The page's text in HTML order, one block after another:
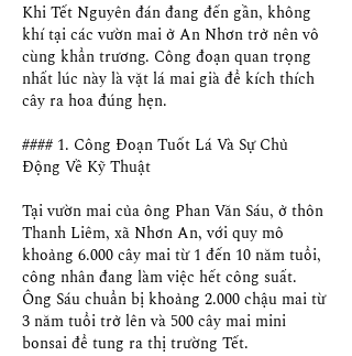
Khi Tết Nguyên đán đang đến gần, không
khí tại các vườn mai ở An Nhơn trở nên vô
cùng khẩn trương. Công đoạn quan trọng
nhất lúc này là vặt lá mai già để kích thích
cây ra hoa đúng hẹn.
#### 1. Công Đoạn Tuốt Lá Và Sự Chủ
Động Về Kỹ Thuật
Tại vườn mai của ông Phan Văn Sáu, ở thôn
Thanh Liêm, xã Nhơn An, với quy mô
khoảng 6.000 cây mai từ 1 đến 10 năm tuổi,
công nhân đang làm việc hết công suất.
Ông Sáu chuẩn bị khoảng 2.000 chậu mai từ
3 năm tuổi trở lên và 500 cây mai mini
bonsai để tung ra thị trường Tết.